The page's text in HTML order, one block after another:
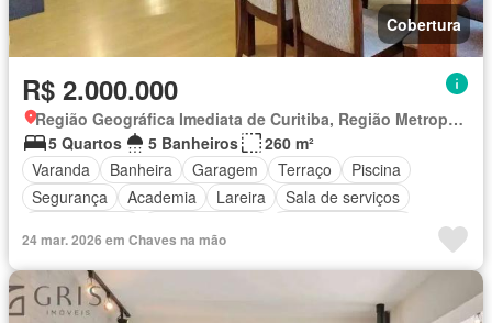
Cobertura
R$ 2.000.000
Região Geográfica Imediata de Curitiba, Região Metropolitana de Curitiba
5 Quartos
5 Banheiros
260 m²
Varanda
Banheira Garagem Terraço
Piscina
Segurança
Academia Lareira
Sala de serviços
Alarme
24 mar. 2026 em Chaves na mão